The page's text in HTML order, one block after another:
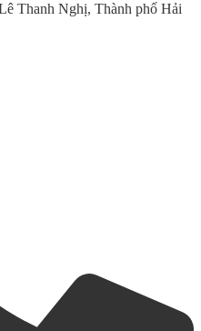
Thanh Nghị, Thành phố Hải